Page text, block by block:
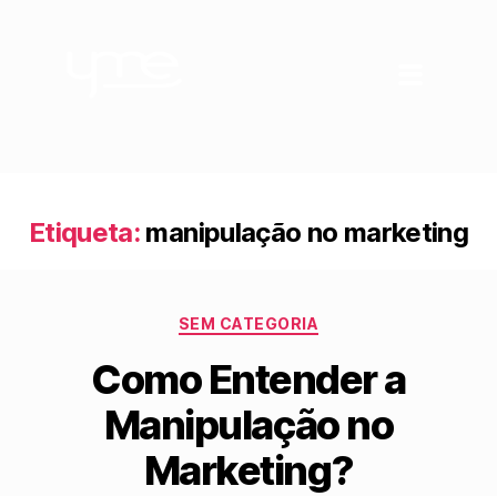
Etiqueta: manipulação no marketing
SEM CATEGORIA
Como Entender a
Manipulação no
Marketing?